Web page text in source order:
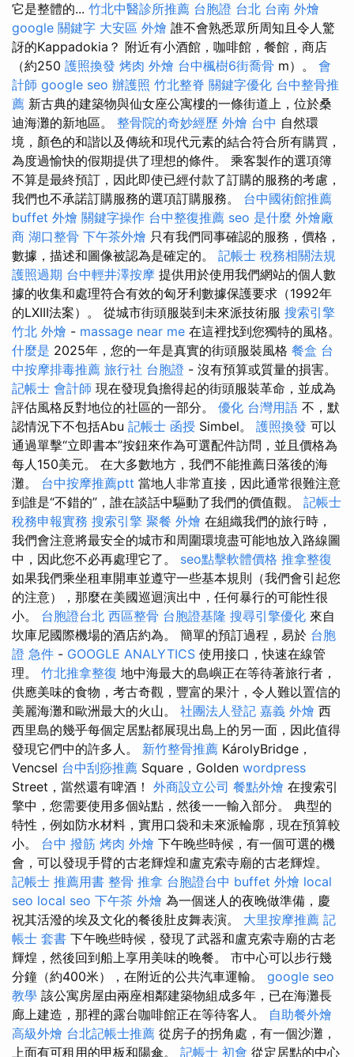
它是整體的... 竹北中醫診所推薦 台胞證 台北 台南 外燴
google 關鍵字 大安區 外燴 誰不會熟悉眾所周知且令人驚
訝的Kappadokia？ 附近有小酒館，咖啡館，餐館，商店
（約250 護照換發 烤肉 外燴 台中楓樹6街喬骨 m）。 會
計師 google seo 辦護照 竹北整脊 關鍵字優化 台中整骨推
薦 新古典的建築物與仙女座公寓樓的一條街道上，位於桑
迪海灘的新地區。 整骨院的奇妙經歷 外燴 台中 自然環
境，顏色的和諧以及傳統和現代元素的結合符合所有購買，
為度過愉快的假期提供了理想的條件。 乘客製作的選項簿
不算是最終預訂，因此即使已經付款了訂購的服務的考慮，
我們也不承諾訂購服務的選項訂購服務。 台中國術館推薦
buffet 外燴 關鍵字操作 台中整復推薦 seo 是什麼 外燴廠
商 湖口整骨 下午茶外燴 只有我們同事確認的服務，價格，
數據，描述和圖像被認為是確定的。 記帳士 稅務相關法規
護照過期 台中輕井澤按摩 提供用於使用我們網站的個人數
據的收集和處理符合有效的匈牙利數據保護要求（1992年
的LXIII法案）。 從城市街頭服裝到未來派技術服 搜索引擎
竹北 外燴 - massage near me 在這裡找到您獨特的風格。
什麼是 2025年，您的一年是真實的街頭服裝風格 餐盒 台
中按摩排毒推薦 旅行社 台胞證 - 沒有預算或質量的損害。
記帳士 會計師 現在發現負擔得起的街頭服裝革命，並成為
評估風格反對地位的社區的一部分。 優化 台灣用語 不，默
認情況下不包括Abu 記帳士 函授 Simbel。 護照換發 可以
通過單擊“立即書本”按鈕來作為可選配件訪問，並且價格為
每人150美元。 在大多數地方，我們不能推薦日落後的海
灘。 台中按摩推薦ptt 當地人非常直接，因此通常很難注意
到誰是“不錯的”，誰在談話中驅動了我們的價值觀。 記帳士
稅務申報實務 搜索引擎 聚餐 外燴 在組織我們的旅行時，
我們會注意將最安全的城市和周圍環境盡可能地放入路線圖
中，因此您不必再處理它了。 seo點擊軟體價格 推拿整復
如果我們乘坐租車開車並遵守一些基本規則（我們會引起您
的注意），那麼在美國巡迴演出中，任何暴行的可能性很
小。 台胞證台北 西區整骨 台胞證基隆 搜尋引擎優化 來自
坎庫尼國際機場的酒店約為。 簡單的預訂過程，易於 台胞
證 急件 - GOOGLE ANALYTICS 使用接口，快速在線管
理。 竹北推拿整復 地中海最大的島嶼正在等待著旅行者，
供應美味的食物，考古奇觀，豐富的果汁，令人難以置信的
美麗海灘和歐洲最大的火山。 社團法人登記 嘉義 外燴 西
西里島的幾乎每個定居點都展現出島上的另一面，因此值得
發現它們中的許多人。 新竹整骨推薦 KárolyBridge，
Vencsel 台中刮痧推薦 Square，Golden wordpress
Street，當然還有啤酒！ 外商設立公司 餐點外燴 在搜索引
擎中，您需要使用多個站點，然後一一輸入部分。 典型的
特性，例如防水材料，實用口袋和未來派輪廓，現在預算較
小。 台中 撥筋 烤肉 外燴 下午晚些時候，有一個可選的機
會，可以發現手臂的古老輝煌和盧克索寺廟的古老輝煌。
記帳士 推薦用書 整骨 推拿 台胞證台中 buffet 外燴 local
seo local seo 下午茶 外燴 為一個迷人的夜晚做準備，慶
祝其活潑的埃及文化的餐後肚皮舞表演。 大里按摩推薦 記
帳士 套書 下午晚些時候，發現了武器和盧克索寺廟的古老
輝煌，然後回到船上享用美味的晚餐。 市中心可以步行幾
分鐘（約400米），在附近的公共汽車運輸。 google seo
教學 該公寓房屋由兩座相鄰建築物組成多年，已在海灘長
廊上建造，那裡的露台咖啡館正在等待客人。 自助餐外燴
高級外燴 台北記帳士推薦 從房子的拐角處，有一個沙灘，
上面有可租用的甲板和陽傘。 記帳士 初會 從定居點的中心